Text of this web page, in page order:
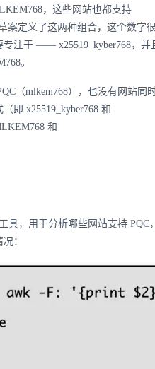
，这些网站也都支持
案定义了这两种组合，这个数字
注于 —— x25519_kyber768，并
。
（mlkem768），也没有网站同
即 x25519_kyber768 和
和
具，用于分析哪些网站支持 PQC
：